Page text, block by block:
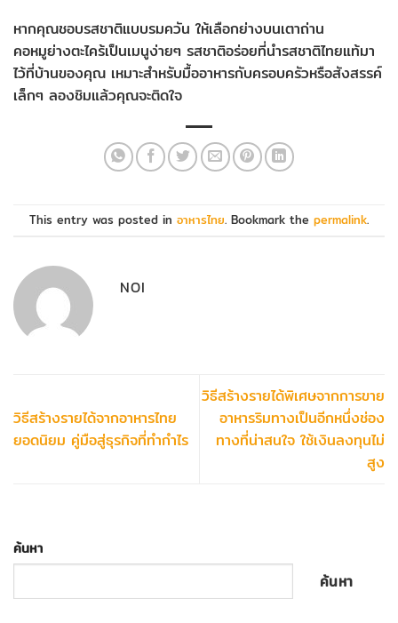
หากคุณชอบรสชาติแบบรมควัน ให้เลือกย่างบนเตาถ่าน
คอหมูย่างตะไคร้เป็นเมนูง่ายๆ รสชาติอร่อยที่นำรสชาติไทยแท้มา
ไว้ที่บ้านของคุณ เหมาะสำหรับมื้ออาหารกับครอบครัวหรือสังสรรค์
เล็กๆ ลองชิมแล้วคุณจะติดใจ
This entry was posted in อาหารไทย. Bookmark the permalink.
NOI
วิธีสร้างรายได้จากอาหารไทย
ยอดนิยม คู่มือสู่ธุรกิจที่ทำกำไร
วิธีสร้างรายได้พิเศษจากการขาย
อาหารริมทางเป็นอีกหนึ่งช่อง
ทางที่น่าสนใจ ใช้เงินลงทุนไม่
สูง
ค้นหา
ค้นหา